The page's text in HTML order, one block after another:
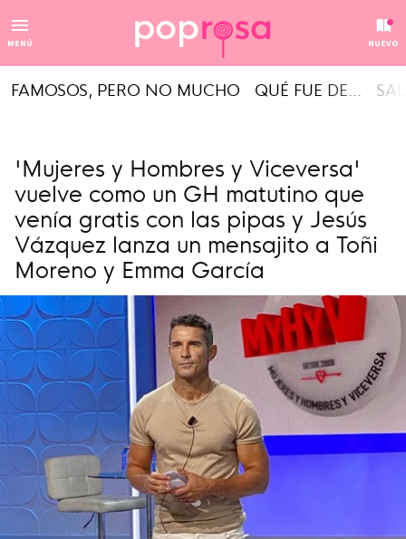
MENÚ NUEVO
FAMOSOS, PERO NO MUCHO QUÉ FUE DE...
'Mujeres y Hombres y Viceversa'
vuelve como un GH matutino que
venía gratis con las pipas y Jesús
Vázquez lanza un mensajito a Toñi
Moreno y Emma García